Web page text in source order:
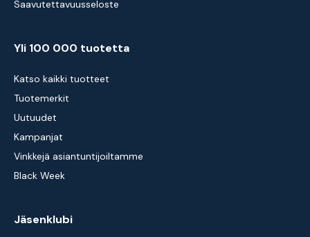
Saavutettavuusseloste
Yli 100 000 tuotetta
Katso kaikki tuotteet
Tuotemerkit
Uutuudet
Kampanjat
Vinkkejä asiantuntijoiltamme
Black Week
Jäsenklubi